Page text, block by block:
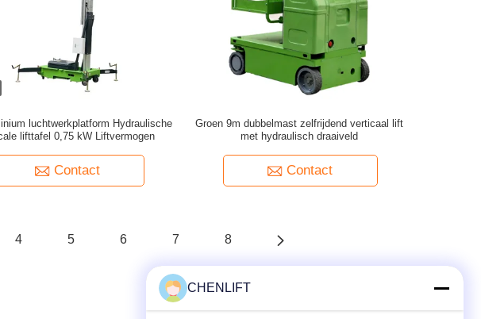
luchtwerkplatform Hydraulische
lifttafel 0,75 kW Liftvermogen
Contact
Groen 9m dubbelmast zelfrijdend verticaal lift
met hydraulisch draaiveld
Contact
4 5 6 7 8
CHENLIFT